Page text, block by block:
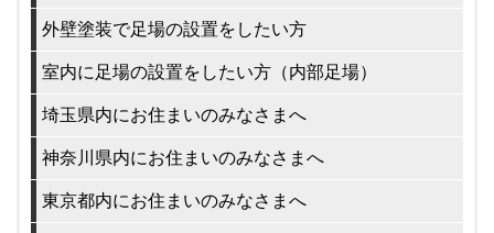
外壁塗装で足場の設置をしたい方
室内に足場の設置をしたい方（内部足場）
埼玉県内にお住まいのみなさまへ
神奈川県内にお住まいのみなさまへ
東京都内にお住まいのみなさまへ